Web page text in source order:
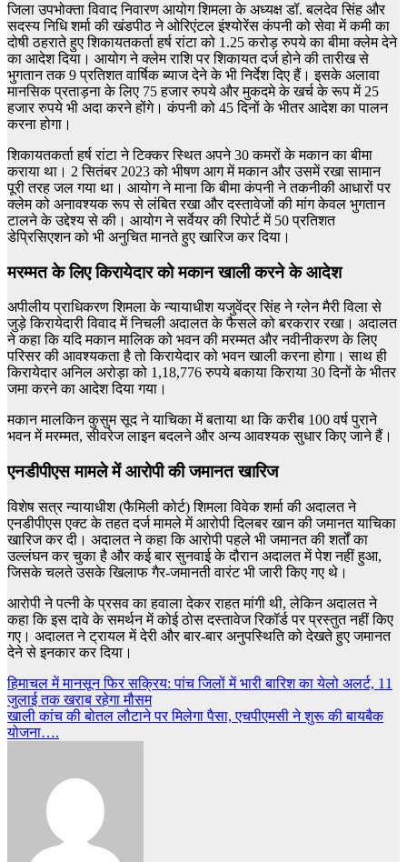
जिला उपभोक्ता विवाद निवारण आयोग शिमला के अध्यक्ष डॉ. बलदेव सिंह और
सदस्य निधि शर्मा की खंडपीठ ने ओरिएंटल इंश्योरेंस कंपनी को सेवा में कमी का
दोषी ठहराते हुए शिकायतकर्ता हर्ष रांटा को 1.25 करोड़ रुपये का बीमा क्लेम देने
का आदेश दिया। आयोग ने क्लेम राशि पर शिकायत दर्ज होने की तारीख से
भुगतान तक 9 प्रतिशत वार्षिक ब्याज देने के भी निर्देश दिए हैं। इसके अलावा
मानसिक प्रताड़ना के लिए 75 हजार रुपये और मुकदमे के खर्च के रूप में 25
हजार रुपये भी अदा करने होंगे। कंपनी को 45 दिनों के भीतर आदेश का पालन
करना होगा।
शिकायतकर्ता हर्ष रांटा ने टिक्कर स्थित अपने 30 कमरों के मकान का बीमा
कराया था। 2 सितंबर 2023 को भीषण आग में मकान और उसमें रखा सामान
पूरी तरह जल गया था। आयोग ने माना कि बीमा कंपनी ने तकनीकी आधारों पर
क्लेम को अनावश्यक रूप से लंबित रखा और दस्तावेजों की मांग केवल भुगतान
टालने के उद्देश्य से की। आयोग ने सर्वेयर की रिपोर्ट में 50 प्रतिशत
डेप्रिसिएशन को भी अनुचित मानते हुए खारिज कर दिया।
मरम्मत के लिए किरायेदार को मकान खाली करने के आदेश
अपीलीय प्राधिकरण शिमला के न्यायाधीश यजुवेंद्र सिंह ने ग्लेन मैरी विला से
जुड़े किरायेदारी विवाद में निचली अदालत के फैसले को बरकरार रखा। अदालत
ने कहा कि यदि मकान मालिक को भवन की मरम्मत और नवीनीकरण के लिए
परिसर की आवश्यकता है तो किरायेदार को भवन खाली करना होगा। साथ ही
किरायेदार अनिल अरोड़ा को 1,18,776 रुपये बकाया किराया 30 दिनों के भीतर
जमा करने का आदेश दिया गया।
मकान मालकिन कुसुम सूद ने याचिका में बताया था कि करीब 100 वर्ष पुराने
भवन में मरम्मत, सीवरेज लाइन बदलने और अन्य आवश्यक सुधार किए जाने हैं।
एनडीपीएस मामले में आरोपी की जमानत खारिज
विशेष सत्र न्यायाधीश (फैमिली कोर्ट) शिमला विवेक शर्मा की अदालत ने
एनडीपीएस एक्ट के तहत दर्ज मामले में आरोपी दिलबर खान की जमानत याचिका
खारिज कर दी। अदालत ने कहा कि आरोपी पहले भी जमानत की शर्तों का
उल्लंघन कर चुका है और कई बार सुनवाई के दौरान अदालत में पेश नहीं हुआ,
जिसके चलते उसके खिलाफ गैर-जमानती वारंट भी जारी किए गए थे।
आरोपी ने पत्नी के प्रसव का हवाला देकर राहत मांगी थी, लेकिन अदालत ने
कहा कि इस दावे के समर्थन में कोई ठोस दस्तावेज रिकॉर्ड पर प्रस्तुत नहीं किए
गए। अदालत ने ट्रायल में देरी और बार-बार अनुपस्थिति को देखते हुए जमानत
देने से इनकार कर दिया।
Post
navigation
हिमाचल में मानसून फिर सक्रिय: पांच जिलों में भारी बारिश का येलो अलर्ट, 11
जुलाई तक खराब रहेगा मौसम
खाली कांच की बोतल लौटाने पर मिलेगा पैसा, एचपीएमसी ने शुरू की बायबैक
योजना….